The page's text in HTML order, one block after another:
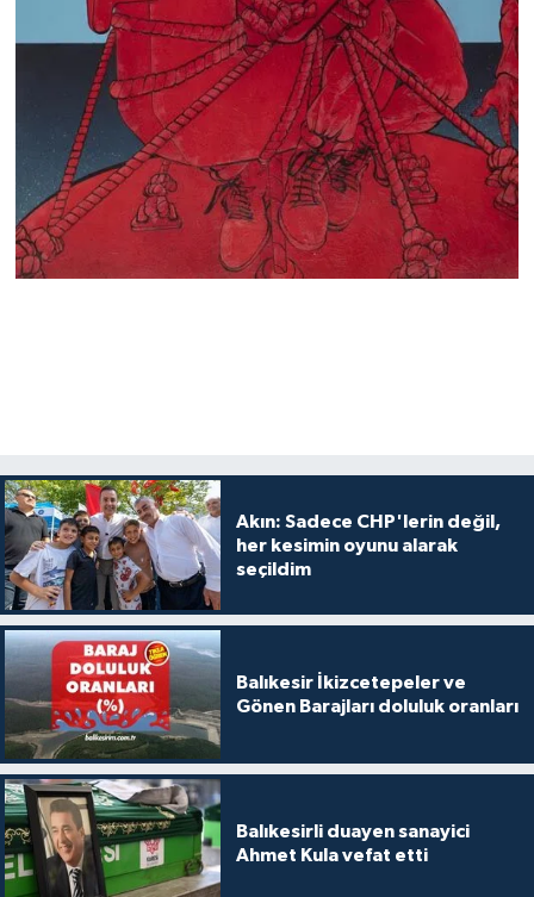
Akın: Sadece CHP'lerin değil,
her kesimin oyunu alarak
seçildim
Balıkesir İkizcetepeler ve
Gönen Barajları doluluk oranları
Balıkesirli duayen sanayici
Ahmet Kula vefat etti